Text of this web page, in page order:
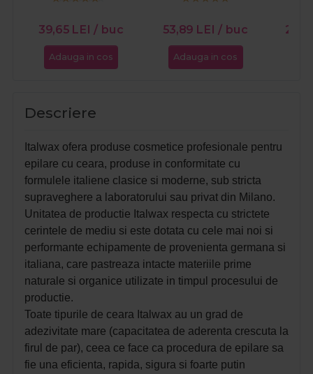
39,65 LEI / buc
Adauga in cos
53,89 LEI / buc
Adauga in cos
Descriere
Italwax ofera produse cosmetice profesionale pentru
epilare cu ceara, produse in conformitate cu
formulele italiene clasice si moderne, sub stricta
supraveghere a laboratorului sau privat din Milano.
Unitatea de productie Italwax respecta cu strictete
cerintele de mediu si este dotata cu cele mai noi si
performante echipamente de provenienta germana si
italiana, care pastreaza intacte materiile prime
naturale si organice utilizate in timpul procesului de
productie.
Toate tipurile de ceara Italwax au un grad de
adezivitate mare (capacitatea de aderenta crescuta la
firul de par), ceea ce face ca procedura de epilare sa
fie una eficienta, rapida, sigura si foarte putin